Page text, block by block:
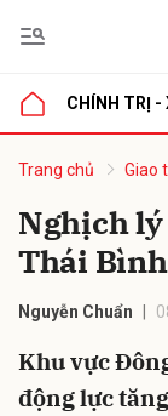
CHÍNH TRỊ -
Trang chủ Giao
Nghịch lý
Thái
Nguyễn Chuẩn
Khu vực
động lực
luận